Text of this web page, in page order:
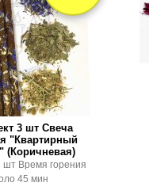
3 шт Свеча
"Квартирный
(Коричневая)
шт Время горения
45 мин